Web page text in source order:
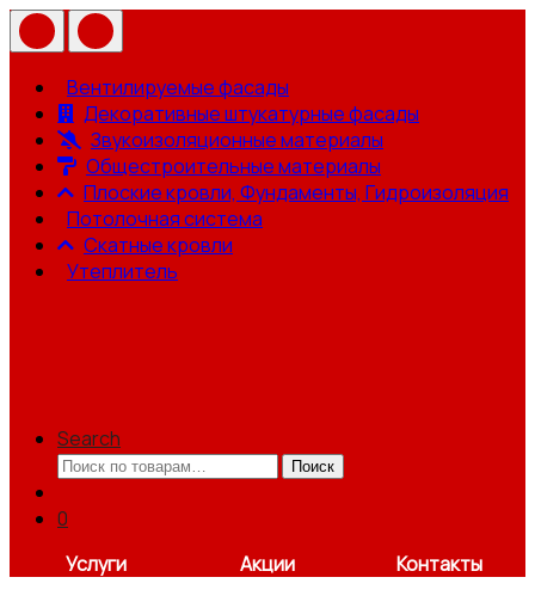
Вентилируемые фасады
Декоративные штукатурные фасады
Звукоизоляционные материалы
Общестроительные материалы
Плоские кровли, Фундаменты, Гидроизоляция
Потолочная система
Скатные кровли
Утеплитель
Search
Искать:
Поиск
0
Услуги
Акции Контакты